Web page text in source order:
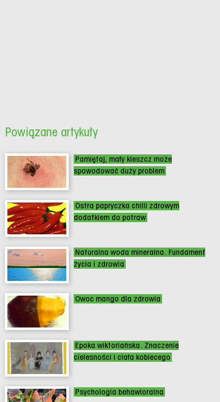
Powiązane artykuły
Pamiętaj, mały kleszcz może
spowodować duży problem
Ostra papryczka chilli zdrowym
dodatkiem do potraw
Naturalna woda mineralna. Fundament
życia i zdrowia
Owoc mango dla zdrowia
Epoka wiktoriańska. Znaczenie
cielesności i ciała kobiecego
Psychologia behawioralna